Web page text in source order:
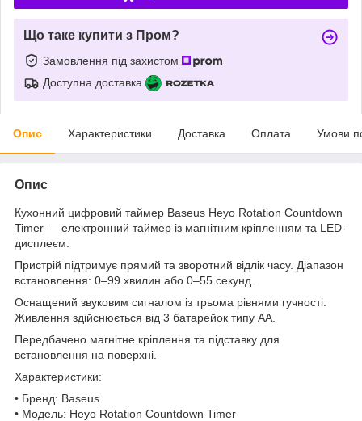
Що таке купити з Пром?
Замовлення під захистом
Доступна доставка
Опис Характеристики Доставка Оплата Умови
Опис
Кухонний цифровий таймер Baseus Heyo Rotation Countdown
Timer — електронний таймер із магнітним кріпленням та LED-
дисплеєм.
Пристрій підтримує прямий та зворотний відлік часу. Діапазон
встановлення: 0–99 хвилин або 0–55 секунд.
Оснащений звуковим сигналом із трьома рівнями гучності.
Живлення здійснюється від 3 батарейок типу AA.
Передбачено магнітне кріплення та підставку для
встановлення на поверхні.
Характеристики:
• Бренд: Baseus
• Модель: Heyo Rotation Countdown Timer